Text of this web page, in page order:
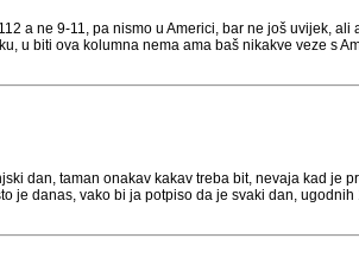
a ne 9-11, pa nismo u Americi, bar ne još uvijek,
u biti ova kolumna nema ama baš nikakve veze s
dan, taman onakav kakav treba bit, nevaja kad je
je danas, vako bi ja potpiso da je svaki dan,